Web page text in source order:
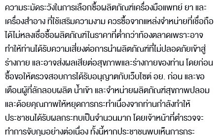
ความระมัดระวังในการเลือกซื้อผลิตภัณฑ์เครื่องมือแพทย์ ยา และ
เครื่องสำอาง ที่ใช้เสริมความงาม ควรซื้อจากแหล่งจำหน่ายที่เชื่อถือ
ได้ไม่หลงเชื่อซื้อผลิตภัณฑ์ในราคาที่ต่ำกว่าท้องตลาดเพราะอาจ
ทำให้ท่านได้รับความเสี่ยงต่อการนำผลิตภัณฑ์ที่ไม่ปลอดภัยเข้าสู่
ร่างกาย และอาจส่งผลเสียต่อสุขภาพและร่างกายของท่าน โดยก่อน
ซื้อขอให้ตรวจสอบการได้รับอนุญาตกับเว็บไซต์ อย. ก่อน และขอ
เตือนผู้ที่ลักลอบผลิต น้ำเข้า และจำหน่ายผลิตภัณฑ์สุขภาพปลอม
และด้อยคุณภาพให้หยุดการกระทำเนื่องจากท่านกำลังทำให้
ประชาชนได้รับผลกระทบเป็นจำนวนมาก โดยเจ้าหน้าที่ตำรวจจะ
ทำการจับกุมอย่างต่อเนื่อง ทั้งนี้หากประชาชนพบเห็นการกระ